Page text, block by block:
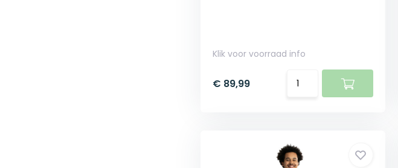
Klik voor voorraad info
€ 89,99